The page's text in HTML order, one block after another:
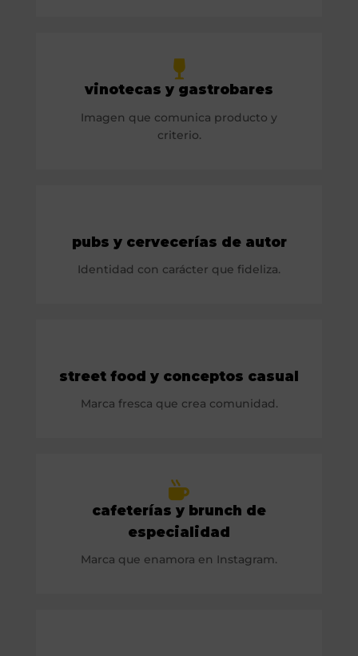
vinotecas y gastrobares
Imagen que comunica producto y
criterio.
pubs y cervecerías de autor
Identidad con carácter que fideliza.
street food y conceptos casual
Marca fresca que crea comunidad.
cafeterías y brunch de
especialidad
Marca que enamora en Instagram.